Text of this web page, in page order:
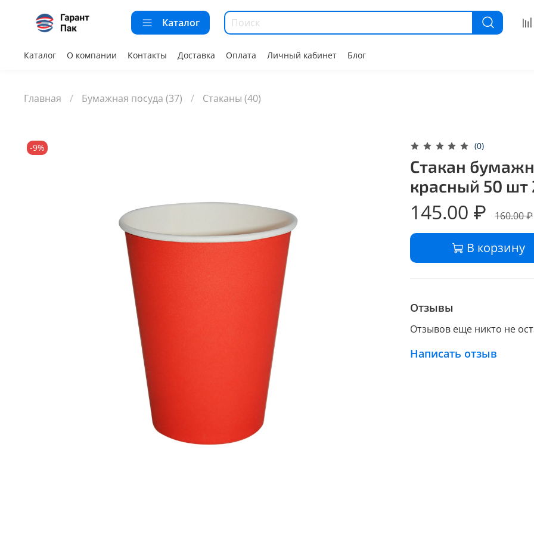
Каталог
Каталог О компании Контакты Доставка Оплата Личный кабинет Блог
Главная Бумажная посуда (37) Стаканы (40)
-9% (0)
Стакан
красный 50
145.00 ₽ 160.00 ₽
В корзину
Отзывы
Отзывов еще никто не
Написать отзыв